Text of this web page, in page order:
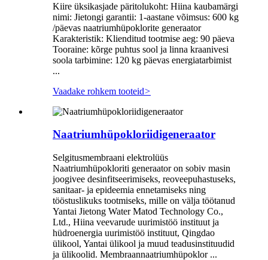
Kiire üksikasjade päritolukoht: Hiina kaubamärgi
nimi: Jietongi garantii: 1-aastane võimsus: 600 kg
/päevas naatriumhüpoklorite generaator
Karakteristik: Klienditud tootmise aeg: 90 päeva
Tooraine: kõrge puhtus sool ja linna kraanivesi
soola tarbimine: 120 kg päevas energiatarbimist
...
Vaadake rohkem tooteid>
Naatriumhüpokloriidigeneraator
Selgitusmembraani elektrolüüs
Naatriumhüpokloriti generaator on sobiv masin
joogivee desinfitseerimiseks, reoveepuhastuseks,
sanitaar- ja epideemia ennetamiseks ning
tööstuslikuks tootmiseks, mille on välja töötanud
Yantai Jietong Water Matod Technology Co.,
Ltd., Hiina veevarude uurimistöö instituut ja
hüdroenergia uurimistöö instituut, Qingdao
ülikool, Yantai ülikool ja muud teadusinstituudid
ja ülikoolid. Membraannaatriumhüpoklor ...